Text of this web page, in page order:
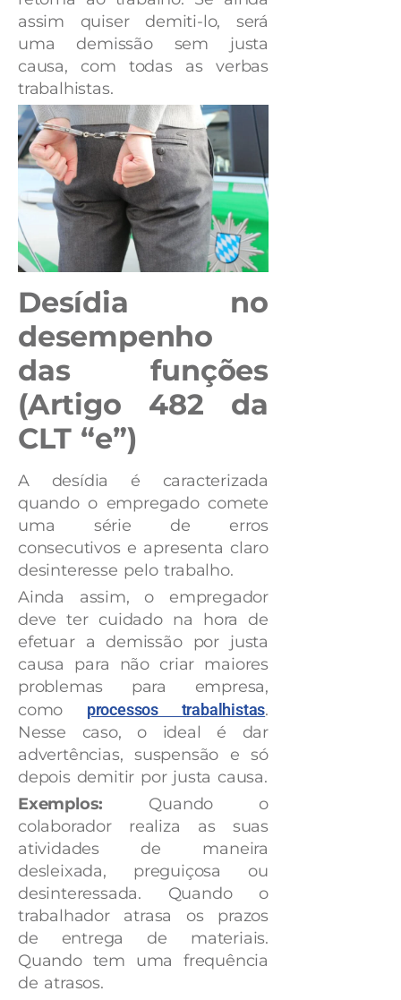
assim quiser demiti-lo, será
uma demissão sem justa
causa, com todas as verbas
trabalhistas.
Desídia no
desempenho
das funções
(Artigo 482 da
CLT “e”)
A desídia é caracterizada
quando o empregado comete
uma série de erros
consecutivos e apresenta claro
desinteresse pelo trabalho.
Ainda assim, o empregador
deve ter cuidado na hora de
efetuar a demissão por justa
causa para não criar maiores
problemas para empresa,
como processos trabalhistas.
Nesse caso, o ideal é dar
advertências, suspensão e só
depois demitir por justa causa.
Exemplos: Quando o
colaborador realiza as suas
atividades de maneira
desleixada, preguiçosa ou
desinteressada. Quando o
trabalhador atrasa os prazos
de entrega de materiais.
Quando tem uma frequência
de atrasos.